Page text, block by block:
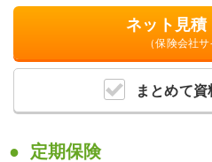
まとめて資
ネット見積
（保険会社サ
定期保険